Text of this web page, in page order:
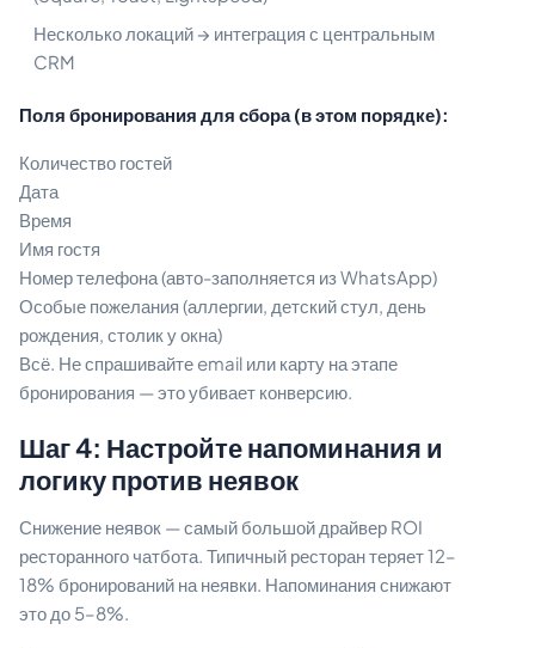
Несколько локаций → интеграция с центральным
CRM
Поля бронирования для сбора (в этом порядке):
Количество гостей
Дата
Время
Имя гостя
Номер телефона (авто-заполняется из WhatsApp)
Особые пожелания (аллергии, детский стул, день
рождения, столик у окна)
Всё. Не спрашивайте email или карту на этапе
бронирования — это убивает конверсию.
Шаг 4: Настройте напоминания и
логику против неявок
Снижение неявок — самый большой драйвер ROI
ресторанного чатбота. Типичный ресторан теряет 12–
18% бронирований на неявки. Напоминания снижают
это до 5–8%.